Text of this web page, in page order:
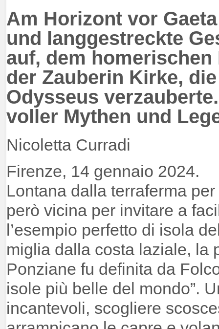
Am Horizont vor
und langgestreckte
auf, dem homerischen
der Zauberin Kirke,
Odysseus
voller Mythen und
Nicoletta Curradi
Firenze, 14 gennaio 2024.
Lontana dalla terraferma
però vicina per invitare a
l’esempio perfetto di isola
miglia dalla costa laziale, la
Ponziane fu definita da
isole più belle del mondo”.
incantevoli, scogliere